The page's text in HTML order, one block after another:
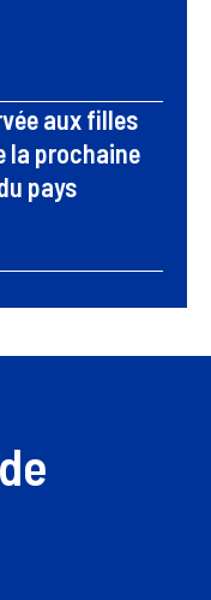
aux filles
la prochaine
pays